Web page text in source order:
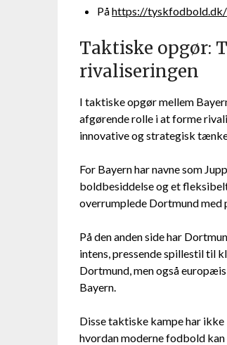
Påhttps://tyskfodbold.dk/
Taktiske opgør:
rivaliseringen
I taktiske opgør mellem
afgørende rolle i at forme
innovative og strategisk
For Bayern har navne som
boldbesiddelse og et
overrumplede Dortmund
På den anden side har
intens, pressende spillestil til
Dortmund, men også
Bayern.
Disse taktiske kampe har
hvordan moderne fodbold